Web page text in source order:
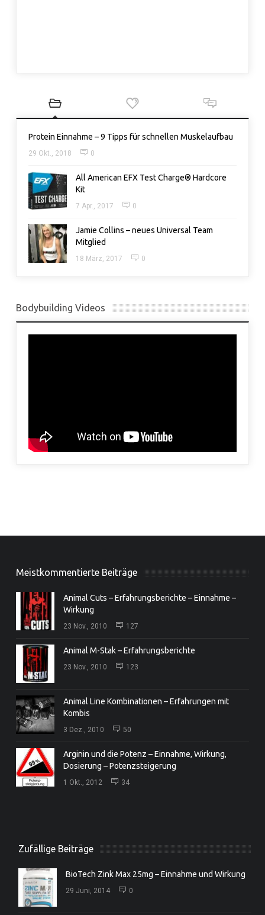
Protein Einnahme – 9 Tipps für schnellen Muskelaufbau
29 Okt., 2018 0
All American EFX Test Charge® Hardcore
Kit
7 Apr., 2017 0
Jamie Collins – neues Universal Team
Mitglied
18 März, 2017 0
Bodybuilding Videos
Meistkommentierte Beiträge
Animal Cuts – Erfahrungsberichte – Einnahme –
Wirkung
23 Nov., 2010 127
Animal M-Stak – Erfahrungsberichte
23 Nov., 2010 123
Animal Line Kombinationen – Erfahrungen mit
Kombis
3 Dez., 2010 50
Arginin und die Potenz – Einnahme, Wirkung,
Dosierung – Potenzsteigerung
1 Okt., 2012 34
Zufällige Beiträge
BioTech Zink Max 25mg – Einnahme und Wirkung
29 Juni, 2014 0